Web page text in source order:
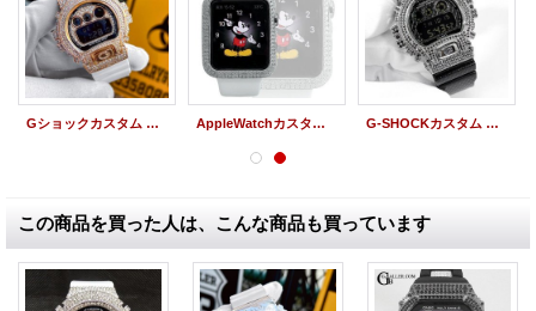
Gショックカスタム DW6900 NB-7 ピンクゴールド フルカスタム AppleWatchカスタム ダイヤケース Series1~3対応 G-SHOCKカスタム DW6900 ジオメトリック 生産終了 限定モデル
この商品を買った人は、こんな商品も買っています